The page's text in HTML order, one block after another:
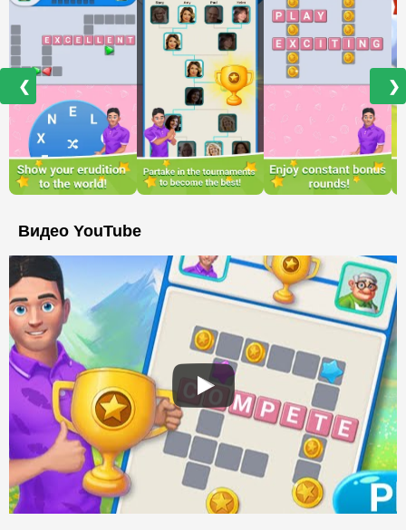
❮ ❯
Видео YouTube